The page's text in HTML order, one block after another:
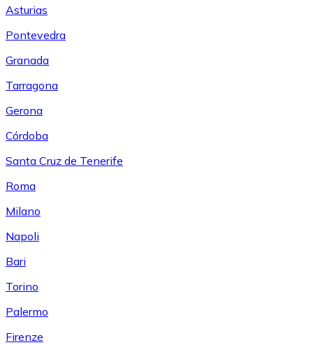
Asturias
Pontevedra
Granada
Tarragona
Gerona
Córdoba
Santa Cruz de Tenerife
Roma
Milano
Napoli
Bari
Torino
Palermo
Firenze